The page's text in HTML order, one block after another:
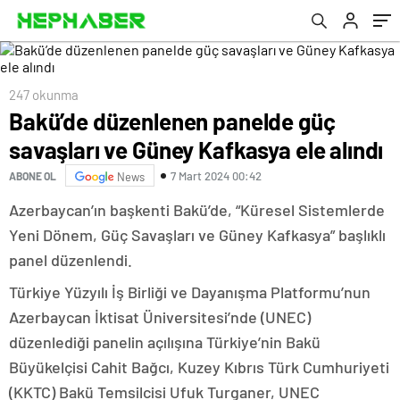
247 okunma
Bakü’de düzenlenen panelde güç
savaşları ve Güney Kafkasya ele alındı
ABONE OL News 7 Mart 2024 00:42
Azerbaycan’ın başkenti Bakü’de, “Küresel Sistemlerde
Yeni Dönem, Güç Savaşları ve Güney Kafkasya” başlıklı
panel düzenlendi.
Türkiye Yüzyılı İş Birliği ve Dayanışma Platformu’nun
Azerbaycan İktisat Üniversitesi’nde (UNEC)
düzenlediği panelin açılışına Türkiye’nin Bakü
Büyükelçisi Cahit Bağcı, Kuzey Kıbrıs Türk Cumhuriyeti
(KKTC) Bakü Temsilcisi Ufuk Turganer, UNEC